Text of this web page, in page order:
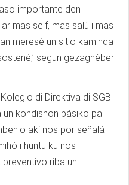
importante den
mas seif, mas salú i mas
meresé un sitio kaminda
segun gezaghèber
di Direktiva di SGB
un kondishon básiko pa
akí nos por señalá
i huntu ku nos
preventivo riba un